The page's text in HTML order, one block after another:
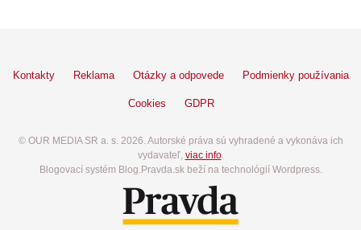
Kontakty Reklama Otázky a odpovede Podmienky používania
Cookies GDPR
© OUR MEDIA SR a. s. 2026. Autorské práva sú vyhradené a vykonáva ich
vydavateľ, viac info.
Blogovací systém Blog.Pravda.sk beží na technológií Wordpress.